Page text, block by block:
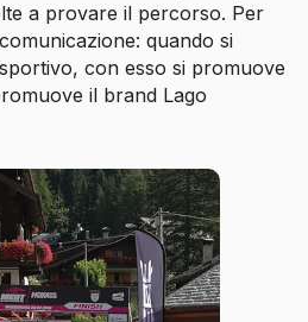
a provare il percorso. Per
quando si
con esso si promuove
il brand Lago